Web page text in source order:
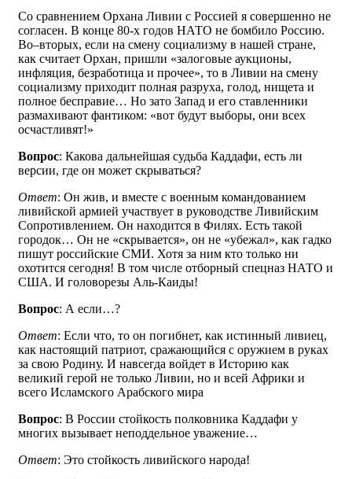
Со сравнением Орхана Ливии с Россией я совершенно не
согласен. В конце 80-х годов НАТО не бомбило Россию.
Во–вторых, если на смену социализму в нашей стране,
как считает Орхан, пришли «залоговые аукционы,
инфляция, безработица и прочее», то в Ливии на смену
социализму приходит полная разруха, голод, нищета и
полное бесправие… Но зато Запад и его ставленники
размахивают фантиком: «вот будут выборы, они всех
осчастливят!»
Вопрос: Какова дальнейшая судьба Каддафи, есть ли
версии, где он может скрываться?
Ответ: Он жив, и вместе с военным командованием
ливийской армией участвует в руководстве Ливийским
Сопротивлением. Он находится в Филях. Есть такой
городок… Он не «скрывается», он не «убежал», как гадко
пишут российские СМИ. Хотя за ним кто только ни
охотится сегодня! В том числе отборный спецназ НАТО и
США. И головорезы Аль-Каиды!
Вопрос: А если…?
Ответ: Если что, то он погибнет, как истинный ливиец,
как настоящий патриот, сражающийся с оружием в руках
за свою Родину. И навсегда войдет в Историю как
великий герой не только Ливии, но и всей Африки и
всего Исламского Арабского мира
Вопрос: В России стойкость полковника Каддафи у
многих вызывает неподдельное уважение…
Ответ: Это стойкость ливийского народа!